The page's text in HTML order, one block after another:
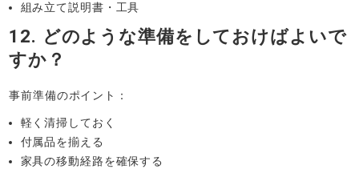
組み立て説明書・工具
12. どのような準備をしておけばよいで
すか？
事前準備のポイント：
軽く清掃しておく
付属品を揃える
家具の移動経路を確保する